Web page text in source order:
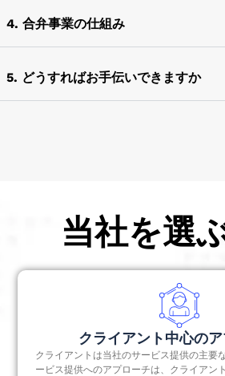
ド・チューブロスの合弁会社で、L&T
ル・システムズ・リミテッドという
設立されました
共同事業者の責任はそれぞれの株
協同組合合弁事業:この形態は株
です。この形式では、共同事業
す。
• 新しい市場へのアクセス
• 追加のスキルやリソースへのアクセ
4. 合弁事業の仕組み
業体間の協力協定です。通常、関係す
5. どうすればお手伝いできますか
弁会社の正式な閉鎖を支援します。
当社を選
クライアント中心の
クライアントは当社のサービス提供の主要
ービス提供へのアプローチは、クライアン